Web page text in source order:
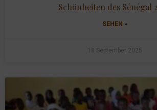
Schönheiten des Sénégal
SEHEN »
18 September 2025